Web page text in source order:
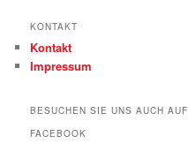
KONTAKT
Kontakt
Impressum
BESUCHEN SIE UNS AUCH AUF
FACEBOOK